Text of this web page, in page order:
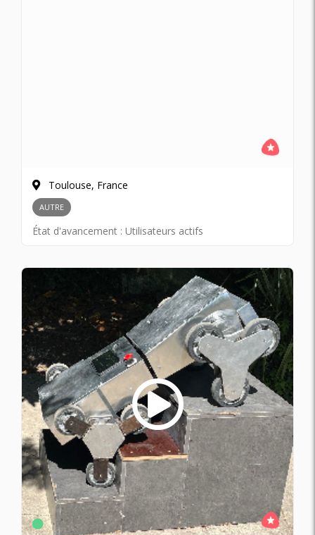
Toulouse, France
AUTRE
État d'avancement : Utilisateurs actifs